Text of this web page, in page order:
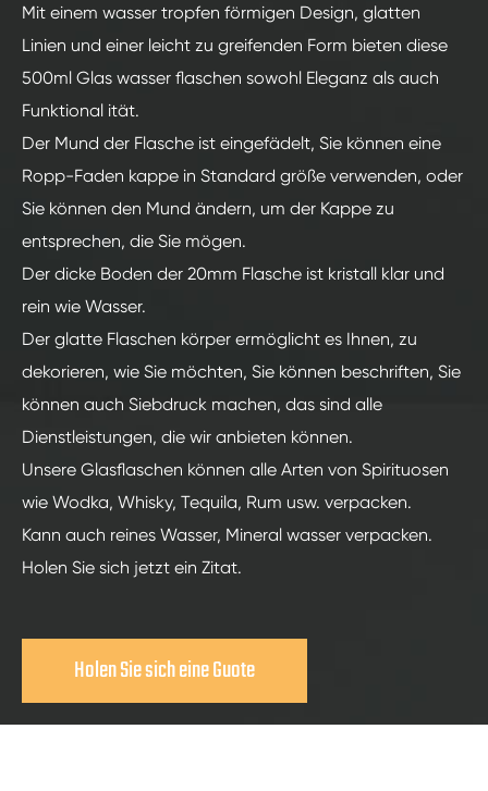
Mit einem wasser tropfen förmigen Design, glatten
Linien und einer leicht zu greifenden Form bieten diese
500ml Glas wasser flaschen sowohl Eleganz als auch
Funktional ität.
Der Mund der Flasche ist eingefädelt, Sie können eine
Ropp-Faden kappe in Standard größe verwenden, oder
Sie können den Mund ändern, um der Kappe zu
entsprechen, die Sie mögen.
Der dicke Boden der 20mm Flasche ist kristall klar und
rein wie Wasser.
Der glatte Flaschen körper ermöglicht es Ihnen, zu
dekorieren, wie Sie möchten, Sie können beschriften, Sie
können auch Siebdruck machen, das sind alle
Dienstleistungen, die wir anbieten können.
Unsere Glasflaschen können alle Arten von Spirituosen
wie Wodka, Whisky, Tequila, Rum usw. verpacken.
Kann auch reines Wasser, Mineral wasser verpacken.
Holen Sie sich jetzt ein Zitat.
Holen Sie sich eine Guote